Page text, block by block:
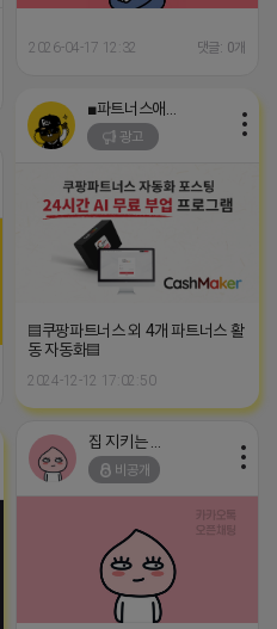
2026-04-17 12:32 댓글: 0개
광고
▤쿠팡파트너스 외 4개 파트너스 활
동 자동화▤
2024-12-12 17:02:50
비공개